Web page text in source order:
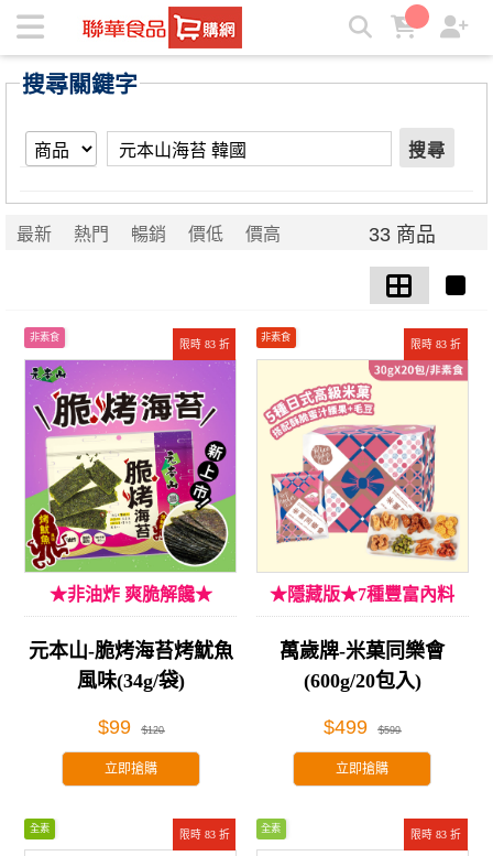
【元本山海苔 韓國】搜尋結果 | ★聯華食品e購網★
搜尋關鍵字
搜尋
最新 熱門 暢銷 價低 價高 33 商品
限時 83 折
非素食
★非油炸 爽脆解饞★
元本山-脆烤海苔烤魷魚
風味(34g/袋)
$99 $120
立即搶購
限時 83 折
非素食
★隱藏版★7種豐富內料
萬歲牌-米菓同樂會
(600g/20包入)
$499 $599
立即搶購
限時 83 折
全素
限時 83 折
全素